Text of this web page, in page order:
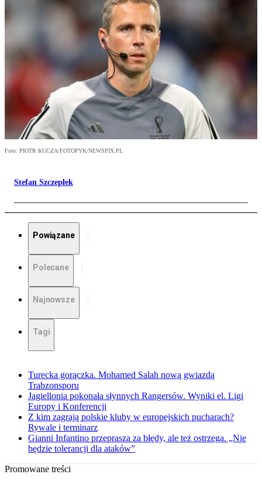
Foto: PIOTR KUCZA/FOTOPYK/NEWSPIX.PL
Stefan Szczepłek
Powiązane
Polecane
Najnowsze
Tagi
Turecka gorączka. Mohamed Salah nową gwiazdą
Trabzonsporu
Jagiellonia pokonała słynnych Rangersów. Wyniki el. Ligi
Europy i Konferencji
Z kim zagrają polskie kluby w europejskich pucharach?
Rywale i terminarz
Gianni Infantino przeprasza za błędy, ale też ostrzega. „Nie
będzie tolerancji dla ataków”
Promowane treści